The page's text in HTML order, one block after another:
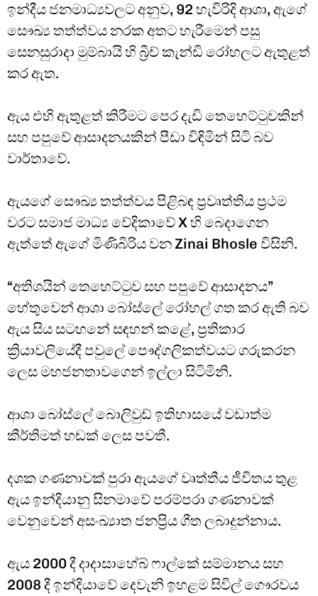
ඉන්දීය ජනමාධ්‍යවලට අනුව, 92 හැවිරිදි ආශා, ඇගේ
සෞඛ්‍ය තත්ත්වය නරක අතට හැරීමෙන් පසු
සෙනසුරාදා මුම්බායි හි බ්‍රීච් කැන්ඩි රෝහලට ඇතුළත්
කර ඇත.
ඇය එහි ඇතුළත් කිරීමට පෙර දැඩි තෙහෙට්ටුවකින්
සහ පපුවේ ආසාදනයකින් පීඩා විඳිමින් සිටි බව
වාර්තාවේ.
ඇයගේ සෞඛ්‍ය තත්ත්වය පිළිබඳ ප්‍රවෘත්තිය ප්‍රථම
වරට සමාජ මාධ්‍ය වේදිකාවේ X හි බෙදාගෙන
ඇත්තේ ඇගේ මිණිබිරිය වන Zinai Bhosle විසිනි.
“අතිශයින් තෙහෙට්ටුව සහ පපුවේ ආසාදනය”
හේතුවෙන් ආශා බෝස්ලේ රෝහල් ගත කර ඇති බව
ඇය සිය සටහනේ සඳහන් කළේ, ප්‍රතිකාර
ක්‍රියාවලියේදී පවුලේ පෞද්ගලිකත්වයට ගරුකරන
ලෙස මහජනතාවගෙන් ඉල්ලා සිටිමිනි.
ආශා බෝස්ලේ බොලිවුඩ් ඉතිහාසයේ වඩාත්ම
කීර්තිමත් හඬක් ලෙස පවතී.
දශක ගණනාවක් පුරා ඇයගේ වෘත්තීය ජීවිතය තුළ
ඇය ඉන්දියානු සිනමාවේ පරම්පරා ගණනාවක්
වෙනුවෙන් අසංඛ්‍යාත ජනප්‍රිය ගීත ලබාදුන්නාය.
ඇය 2000 දී දාදාසාහේබ් ෆාල්කේ සම්මානය සහ
2008 දී ඉන්දියාවේ දෙවැනි ඉහළම සිවිල් ගෞරවය